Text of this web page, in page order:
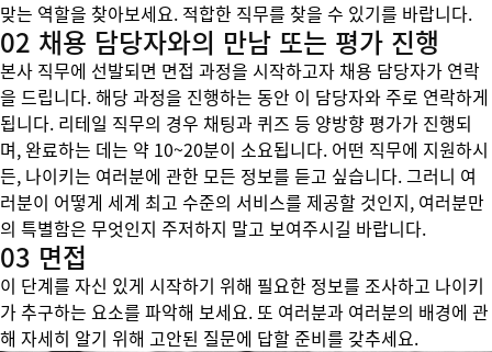
맞는 역할을 찾아보세요. 적합한 직무를 찾을 수 있기를 바랍니다.
02 채용 담당자와의 만남 또는 평가 진행
본사 직무에 선발되면 면접 과정을 시작하고자 채용 담당자가 연락
을 드립니다. 해당 과정을 진행하는 동안 이 담당자와 주로 연락하게
됩니다. 리테일 직무의 경우 채팅과 퀴즈 등 양방향 평가가 진행되
며, 완료하는 데는 약 10~20분이 소요됩니다. 어떤 직무에 지원하시
든, 나이키는 여러분에 관한 모든 정보를 듣고 싶습니다. 그러니 여
러분이 어떻게 세계 최고 수준의 서비스를 제공할 것인지, 여러분만
의 특별함은 무엇인지 주저하지 말고 보여주시길 바랍니다.
03 면접
이 단계를 자신 있게 시작하기 위해 필요한 정보를 조사하고 나이키
가 추구하는 요소를 파악해 보세요. 또 여러분과 여러분의 배경에 관
해 자세히 알기 위해 고안된 질문에 답할 준비를 갖추세요.